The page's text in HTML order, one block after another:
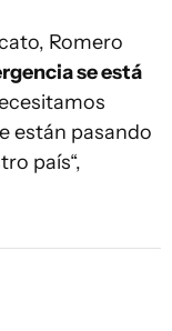
Romero
se está
están pasando
país“,